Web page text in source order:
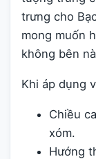
trưng cho
mong muốn
không bên
Khi áp dụng
Chiều
xóm.
Hướng